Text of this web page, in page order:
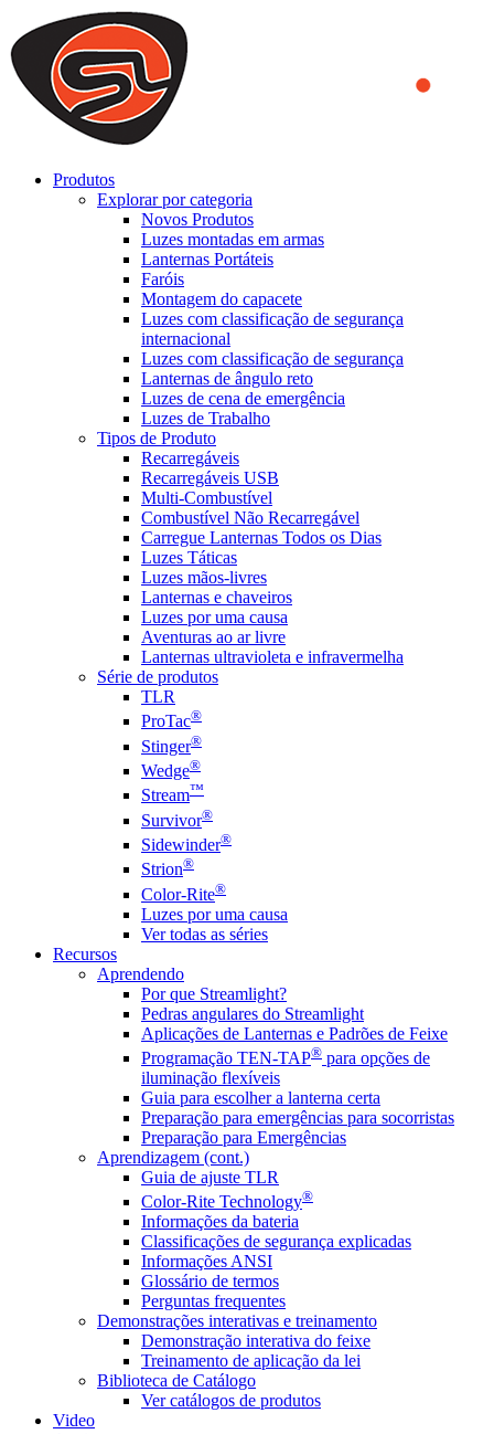
We use cookies to ensure that we provide you the best experience
on our website. By continuing to browse this website, you accept
that cookies are used to help us analyze how the website is used and
to offer you a better experience. To learn more or to find out how
you can disable cookies, you can access our
Produtos
Explorar por categoria
Novos Produtos
Luzes montadas em armas
Lanternas Portáteis
Faróis
Montagem do capacete
Luzes com classificação de segurança
internacional
Luzes com classificação de segurança
Lanternas de ângulo reto
Luzes de cena de emergência
Luzes de Trabalho
Tipos de Produto
Recarregáveis
Recarregáveis USB
Multi-Combustível
Combustível Não Recarregável
Carregue Lanternas Todos os Dias
Luzes Táticas
Luzes mãos-livres
Lanternas e chaveiros
Luzes por uma causa
Aventuras ao ar livre
Lanternas ultravioleta e infravermelha
Série de produtos
TLR
ProTac®
Stinger®
Wedge®
Stream™
Survivor®
Sidewinder®
Strion®
Color-Rite®
Luzes por uma causa
Ver todas as séries
Recursos
Aprendendo
Por que Streamlight?
Pedras angulares do Streamlight
Aplicações de Lanternas e Padrões de Feixe
Programação TEN-TAP® para opções de
iluminação flexíveis
Guia para escolher a lanterna certa
Preparação para emergências para socorristas
Preparação para Emergências
Aprendizagem (cont.)
Guia de ajuste TLR
Color-Rite Technology®
Informações da bateria
Classificações de segurança explicadas
Informações ANSI
Glossário de termos
Perguntas frequentes
Demonstrações interativas e treinamento
Demonstração interativa do feixe
Treinamento de aplicação da lei
Biblioteca de Catálogo
Ver catálogos de produtos
Video